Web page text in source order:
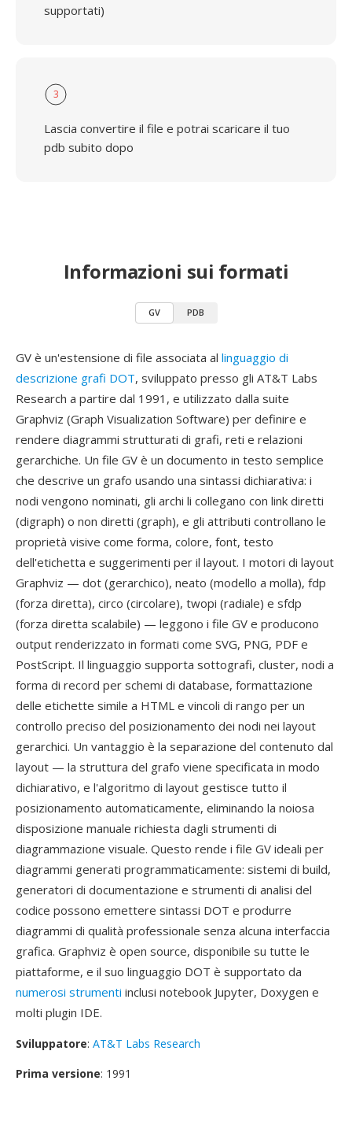
supportati)
3
Lascia convertire il file e potrai scaricare il tuo
pdb subito dopo
Informazioni sui formati
GV PDB
GV è un'estensione di file associata al linguaggio di
descrizione grafi DOT, sviluppato presso gli AT&T Labs
Research a partire dal 1991, e utilizzato dalla suite
Graphviz (Graph Visualization Software) per definire e
rendere diagrammi strutturati di grafi, reti e relazioni
gerarchiche. Un file GV è un documento in testo semplice
che descrive un grafo usando una sintassi dichiarativa: i
nodi vengono nominati, gli archi li collegano con link diretti
(digraph) o non diretti (graph), e gli attributi controllano le
proprietà visive come forma, colore, font, testo
dell'etichetta e suggerimenti per il layout. I motori di layout
Graphviz — dot (gerarchico), neato (modello a molla), fdp
(forza diretta), circo (circolare), twopi (radiale) e sfdp
(forza diretta scalabile) — leggono i file GV e producono
output renderizzato in formati come SVG, PNG, PDF e
PostScript. Il linguaggio supporta sottografi, cluster, nodi a
forma di record per schemi di database, formattazione
delle etichette simile a HTML e vincoli di rango per un
controllo preciso del posizionamento dei nodi nei layout
gerarchici. Un vantaggio è la separazione del contenuto dal
layout — la struttura del grafo viene specificata in modo
dichiarativo, e l'algoritmo di layout gestisce tutto il
posizionamento automaticamente, eliminando la noiosa
disposizione manuale richiesta dagli strumenti di
diagrammazione visuale. Questo rende i file GV ideali per
diagrammi generati programmaticamente: sistemi di build,
generatori di documentazione e strumenti di analisi del
codice possono emettere sintassi DOT e produrre
diagrammi di qualità professionale senza alcuna interfaccia
grafica. Graphviz è open source, disponibile su tutte le
piattaforme, e il suo linguaggio DOT è supportato da
numerosi strumenti inclusi notebook Jupyter, Doxygen e
molti plugin IDE.
Sviluppatore: AT&T Labs Research
Prima versione: 1991